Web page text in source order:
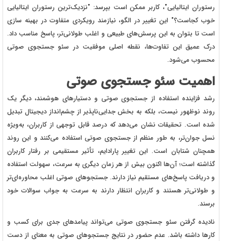
رستوران ایتالیایی"، کاربر ممکن است بپرسد: "نزدیک‌ترین رستوران ایتالیایی
خوب کجاست؟" این تغییر در الگو، نیازمند رویکردی متفاوت در بهینه‌ سازی
است تا بتوان به این پرسش‌های طبیعی و اغلب طولانی‌تر، پاسخ مناسب داد.
درک عمیق این تفاوت‌ها، نقطه اصلی موفقیت در سئو جستجوی صوتی
محسوب می‌شود.
اهمیت سئو جستجوی صوتی
رشد فزاینده استفاده از جستجوی صوتی و دستیارهای هوشمند، دیگر یک
روند نوظهور نیست، بلکه به بخش جدایی‌ناپذیر از چشم‌انداز دیجیتال تبدیل
شده است. تحقیقات نشان می‌دهد که درصد قابل توجهی از کاربران، به‌ویژه
نسل جوان‌تر، به طور منظم از جستجوی صوتی استفاده می‌کنند و این روند
همچنان شتابان است. این تغییر پارادایم، تأثیر مستقیمی بر رفتار کاربران
گذاشته است؛ آن‌ها اکنون بیش از هر زمان دیگری به سرعت، سهولت استفاده
و دریافت پاسخ‌های مستقیم نیاز دارند. جستجوهای صوتی اغلب محاوره‌ای‌تر
و طولانی‌تر هستند و کاربران انتظار دارند به سرعت به جواب سوالات خود
برسند.
نادیده گرفتن سئو جستجوی صوتی می‌تواند پیامدهای جدی برای کسب‌ و
کارها داشته باشد. عدم حضور در نتایج جستجوهای صوتی به معنای از دست